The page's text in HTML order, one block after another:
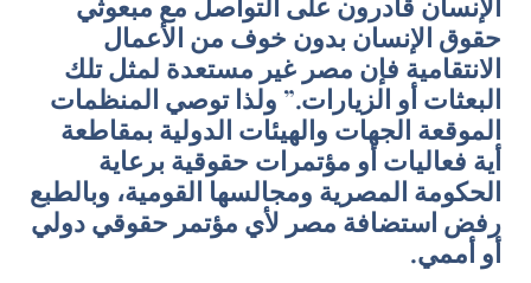
حقوق الإنسان بدون خوف من الأعمال
الانتقامية فإن مصر غير مستعدة لمثل تلك
البعثات أو الزيارات.” ولذا توصي المنظمات
الموقعة الجهات والهيئات الدولية بمقاطعة
أية فعاليات أو مؤتمرات حقوقية برعاية
الحكومة المصرية ومجالسها القومية، وبالطبع
رفض استضافة مصر لأي مؤتمر حقوقي دولي
أو أممي.